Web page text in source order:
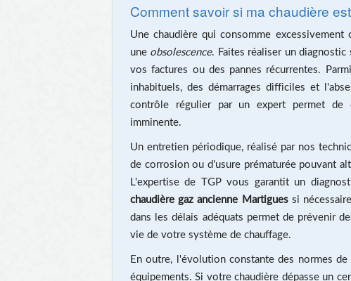
Comment savoir si ma chaudière
Une chaudière qui consomme
une obsolescence. Faites réaliser un
vos factures ou des pannes récurrentes.
inhabituels, des démarrages difficiles et
contrôle régulier par un expert permet de
imminente.
Un entretien périodique, réalisé par nos
de corrosion ou d'usure prématurée pouvant
L'expertise de TGP vous garantit un
chaudière gaz ancienne Martiguessi
dans les délais adéquats permet de prévenir
vie de votre système de chauffage.
En outre, l'évolution constante des normes
équipements. Si votre chaudière dépasse un